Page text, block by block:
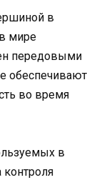
в
мире
передовыми
обеспечивают
во время
в
контроля